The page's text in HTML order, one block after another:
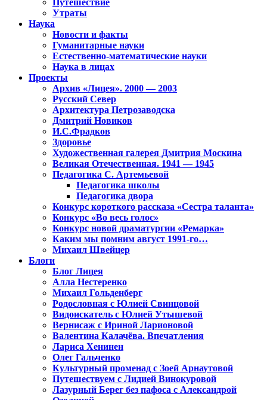
Путешествие
Утраты
Наука
Новости и факты
Гуманитарные науки
Естественно-математические науки
Наука в лицах
Проекты
Архив «Лицея». 2000 — 2003
Русский Север
Архитектура Петрозаводска
Дмитрий Новиков
И.С.Фрадков
Здоровье
Художественная галерея Дмитрия Москина
Великая Отечественная. 1941 — 1945
Педагогика С. Артемьевой
Педагогика школы
Педагогика двора
Конкурс короткого рассказа «Сестра таланта»
Конкурс «Во весь голос»
Конкурс новой драматургии «Ремарка»
Каким мы помним август 1991-го…
Михаил Швейцер
Блоги
Блог Лицея
Алла Нестеренко
Михаил Гольденберг
Родословная с Юлией Свинцовой
Видоискатель с Юлией Утышевой
Вернисаж с Ириной Ларионовой
Валентина Калачёва. Впечатления
Лариса Хенинен
Олег Гальченко
Культурный променад с Зоей Арнаутовой
Путешествуем с Лидией Винокуровой
Лазурный Берег без пафоса с Александрой